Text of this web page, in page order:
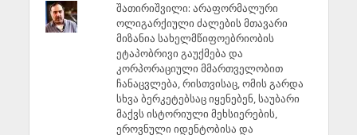
შათირიშვილი: არაფორმალური
ოლიგარქიული ძალების მთავარი
მიზანია სახელმწიფოებრიობის
ეტაპობრივი გაუქმება და
კორპორაციული მმართველობით
ჩანაცვლება, რისთვისაც, ომის გარდა
სხვა ბერკეტებსაც იყენებენ, საუბარი
მაქვს ისტორიული მეხსიერების,
ეროვნული იდენტობისა და